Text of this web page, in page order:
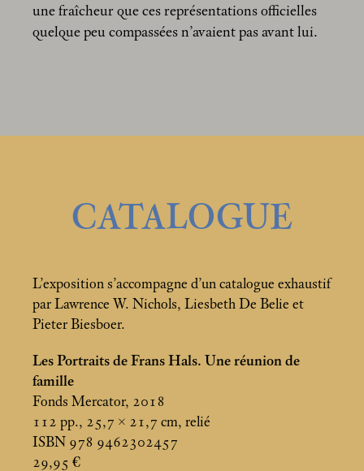
une fraîcheur que ces représentations officielles
quelque peu compassées n’avaient pas avant lui.
CATALOGUE
L’exposition s’accompagne d’un catalogue exhaustif
par Lawrence W. Nichols, Liesbeth De Belie et
Pieter Biesboer.
Les Portraits de Frans Hals. Une réunion de
famille
Fonds Mercator, 2018
112 pp., 25,7 × 21,7 cm, relié
ISBN 978 9462302457
29,95 €